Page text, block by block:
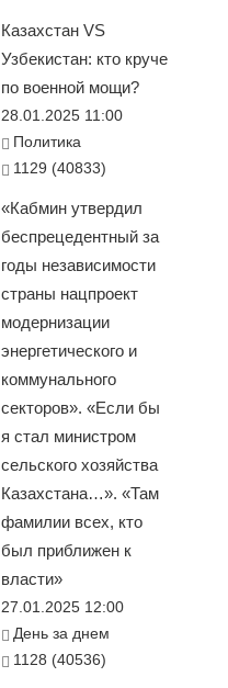
Казахстан VS
Узбекистан: кто круче
по военной мощи?
28.01.2025 11:00
Политика
1129 (40833)
«Кабмин утвердил
беспрецедентный за
годы независимости
страны нацпроект
модернизации
энергетического и
коммунального
секторов». «Если бы
я стал министром
сельского хозяйства
Казахстана…». «Там
фамилии всех, кто
был приближен к
власти»
27.01.2025 12:00
День за днем
1128 (40536)